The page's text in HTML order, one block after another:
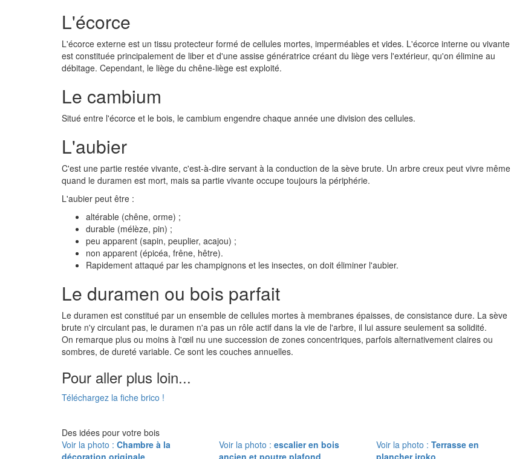
L'écorce
L'écorce externe est un tissu protecteur formé de cellules mortes, imperméables et vides. L'écorce interne ou vivante
est constituée principalement de liber et d'une assise génératrice créant du liège vers l'extérieur, qu'on élimine au
débitage. Cependant, le liège du chêne-liège est exploité.
Le cambium
Situé entre l'écorce et le bois, le cambium engendre chaque année une division des cellules.
L'aubier
C'est une partie restée vivante, c'est-à-dire servant à la conduction de la sève brute. Un arbre creux peut vivre même
quand le duramen est mort, mais sa partie vivante occupe toujours la périphérie.
L'aubier peut être :
altérable (chêne, orme) ;
durable (mélèze, pin) ;
peu apparent (sapin, peuplier, acajou) ;
non apparent (épicéa, frêne, hêtre).
Rapidement attaqué par les champignons et les insectes, on doit éliminer l'aubier.
Le duramen ou bois parfait
Le duramen est constitué par un ensemble de cellules mortes à membranes épaisses, de consistance dure. La sève
brute n'y circulant pas, le duramen n'a pas un rôle actif dans la vie de l'arbre, il lui assure seulement sa solidité.
On remarque plus ou moins à l'œil nu une succession de zones concentriques, parfois alternativement claires ou
sombres, de dureté variable. Ce sont les couches annuelles.
Pour aller plus loin...
Téléchargez la fiche brico !
Des idées pour votre bois
Voir la photo : Chambre à la
décoration originale
Voir la photo : escalier en bois
ancien et poutre plafond
Voir la photo : Terrasse en
plancher iroko